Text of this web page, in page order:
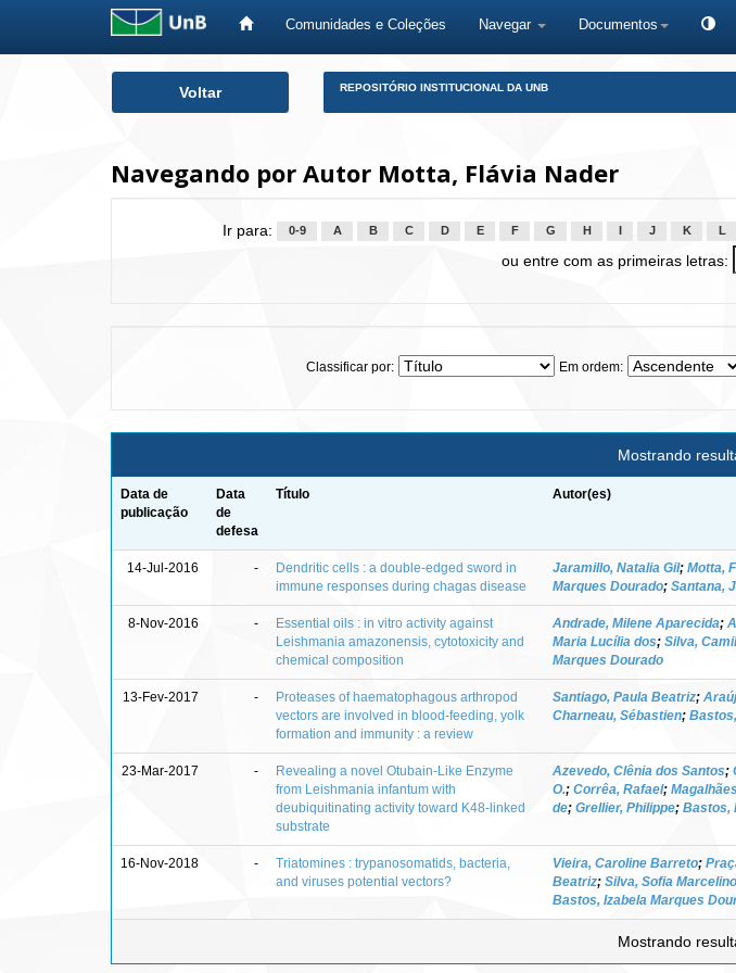
Comunidades e Coleções Navegar Documentos
Voltar REPOSITÓRIO INSTITUCIONAL DA UNB
Navegando por Autor Motta, Flávia Nader
Ir para: 0-9 A B C D E F G H J K L
ou entre com as primeiras letras:
Classificar por: Em ordem:
Mostrando
Data de
publicação
Data
de
defesa
Título Autor(es)
14-Jul-2016 -
Dendritic cells : a double-edged sword in
immune responses during chagas disease
Jaramillo, Natalia Gil; Motta,
Marques Dourado; Santana,
8-Nov-2016 -
Essential oils : in vitro activity against
Leishmania amazonensis, cytotoxicity and
chemical composition
Andrade, Milene Aparecida;
Maria Lucília dos; Silva,
Marques Dourado
13-Fev-2017 -
Proteases of haematophagous arthropod
vectors are involved in blood-feeding, yolk
formation and immunity : a review
Santiago, Paula Beatriz;
Charneau, Sébastien;
23-Mar-2017 -
Revealing a novel Otubain-Like Enzyme
from Leishmania infantum with
deubiquitinating activity toward K48-linked
substrate
Azevedo, Clênia dos Santos;
O.; Corrêa, Rafael;
de; Grellier, Philippe; Bastos,
16-Nov-2018 -
Triatomines : trypanosomatids, bacteria,
and viruses potential vectors?
Vieira, Caroline Barreto;
Beatriz; Silva, Sofia
Bastos, Izabela Marques
Mostrando